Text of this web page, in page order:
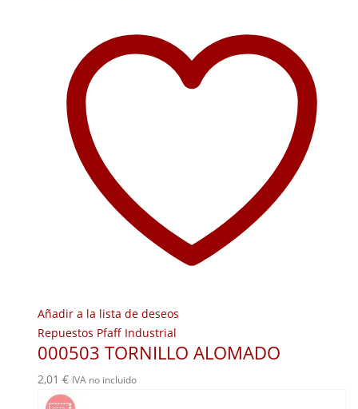
Añadir a la lista de deseos
Repuestos Pfaff Industrial
000503 TORNILLO ALOMADO
2,01 € IVA no incluido